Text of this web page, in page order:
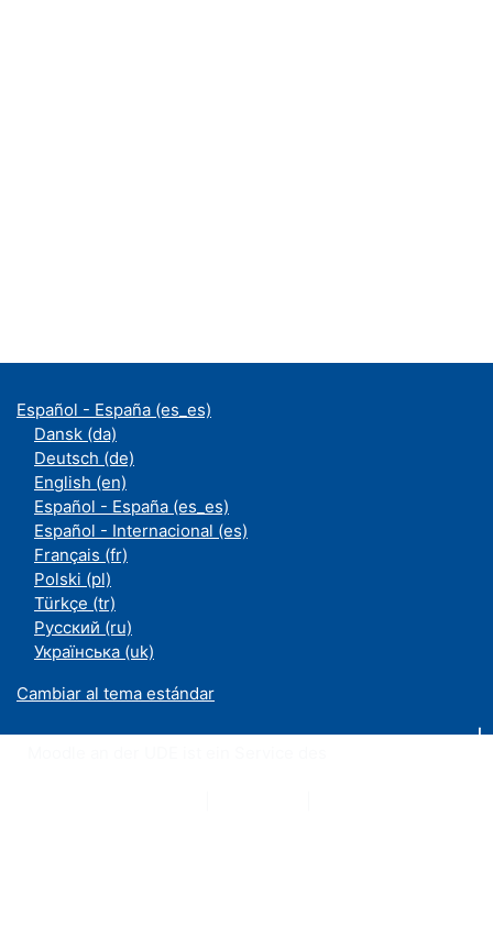
Español - España ‎(es_es)‎
Dansk ‎(da)‎
Deutsch ‎(de)‎
English ‎(en)‎
Español - España ‎(es_es)‎
Español - Internacional ‎(es)‎
Français ‎(fr)‎
Polski ‎(pl)‎
Türkçe ‎(tr)‎
Русский ‎(ru)‎
Українська ‎(uk)‎
Cambiar al tema estándar